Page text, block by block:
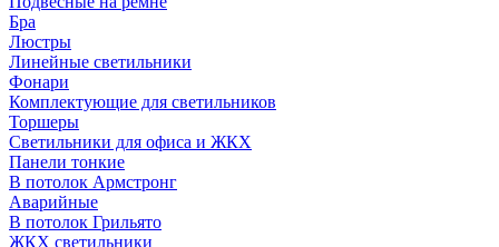
Бра
Люстры
Линейные светильники
Фонари
Комплектующие для светильников
Торшеры
Светильники для офиса и ЖКХ
Панели тонкие
В потолок Армстронг
Аварийные
В потолок Грильято
ЖКХ светильники